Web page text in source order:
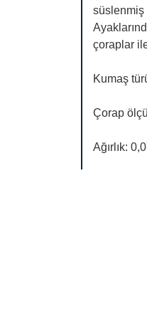
süslenmiş
çoraplar
Kumaş
Çorap
Ağırlık: